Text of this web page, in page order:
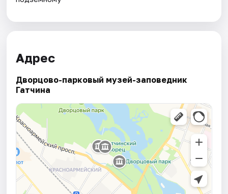
Адрес
Дворцово-парковый музей-заповедник
Гатчина